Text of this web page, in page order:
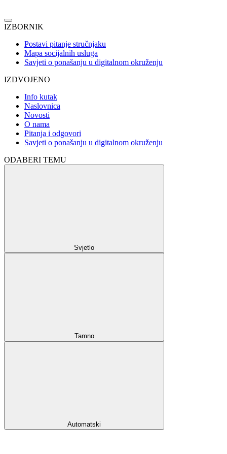
IZBORNIK
Postavi pitanje stručnjaku
Mapa socijalnih usluga
Savjeti o ponašanju u digitalnom okruženju
IZDVOJENO
Info kutak
Naslovnica
Novosti
O nama
Pitanja i odgovori
Savjeti o ponašanju u digitalnom okruženju
ODABERI TEMU
Svjetlo
Tamno
Automatski